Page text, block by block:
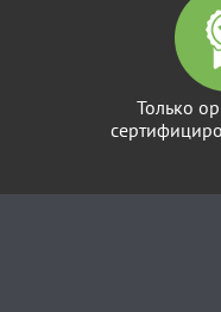
Только